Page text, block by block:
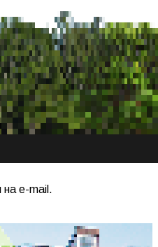
на e-mail.